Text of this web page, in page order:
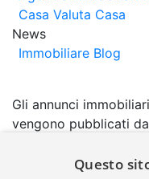
Casa Valuta Casa
News
Immobiliare Blog
Gli annunci
vengono pubblicati
comportaQuesto